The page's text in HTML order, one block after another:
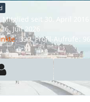
Mitglied seit 30. April 2016
26. Juli 2026
390 Profil-Aufrufe 96